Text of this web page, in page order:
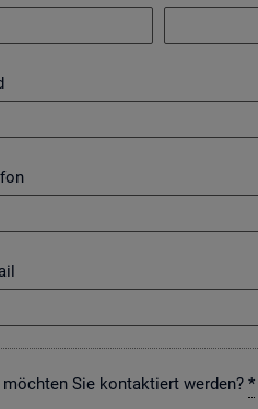
möch­ten Sie kon­tak­tiert wer­den? *